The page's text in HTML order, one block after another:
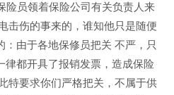
员领着保险公司有关负责人来
击伤的事来的，谁知他只是随便
由于各地保修员把关 不严，只
律都开具了报销发票，造成保险
特要求你们严格把关，不属于供